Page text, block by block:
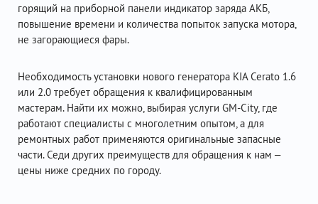
горящий на приборной панели индикатор заряда АКБ,
повышение времени и количества попыток запуска мотора,
не загорающиеся фары.
Необходимость установки нового генератора KIA Cerato 1.6
или 2.0 требует обращения к квалифицированным
мастерам. Найти их можно, выбирая услуги GM-City, где
работают специалисты с многолетним опытом, а для
ремонтных работ применяются оригинальные запасные
части. Седи других преимуществ для обращения к нам –
цены ниже средних по городу.